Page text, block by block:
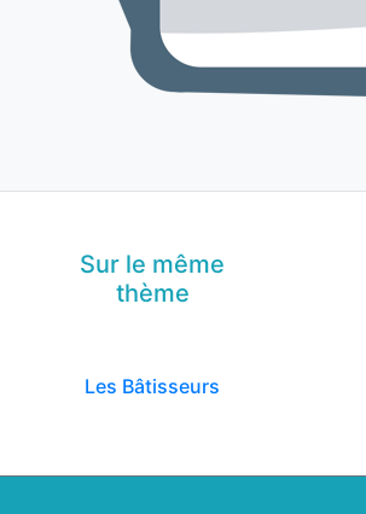
Sur le même
thème
Les Bâtisseurs